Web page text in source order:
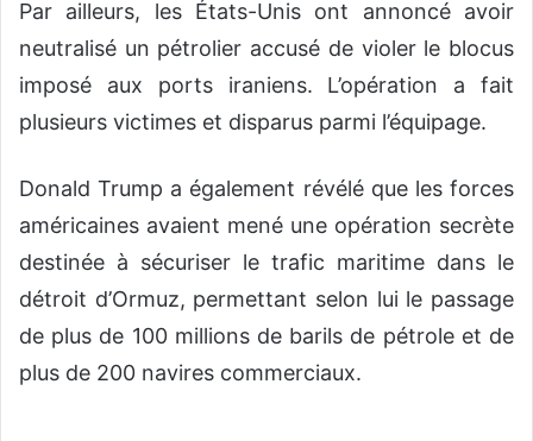
Par ailleurs, les États-Unis ont annoncé avoir
neutralisé un pétrolier accusé de violer le blocus
imposé aux ports iraniens. L’opération a fait
plusieurs victimes et disparus parmi l’équipage.
Donald Trump a également révélé que les forces
américaines avaient mené une opération secrète
destinée à sécuriser le trafic maritime dans le
détroit d’Ormuz, permettant selon lui le passage
de plus de 100 millions de barils de pétrole et de
plus de 200 navires commerciaux.